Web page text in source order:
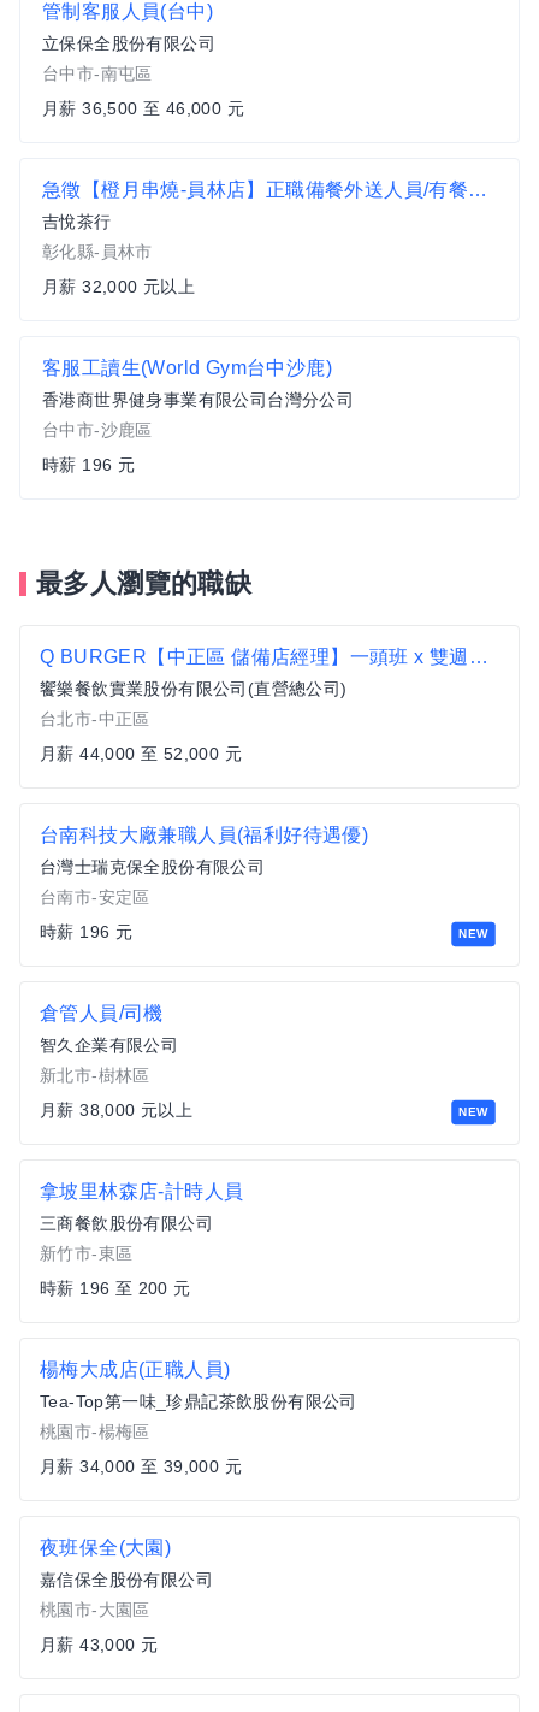
管制客服人員(台中)
立保保全股份有限公司
台中市-南屯區
月薪 36,500 至 46,000 元
急徵【橙月串燒-員林店】正職備餐外送人員/有餐飲相關經驗/自備交通工具/有駕照/一頭班
吉悅茶行
彰化縣-員林市
月薪 32,000 元以上
客服工讀生(World Gym台中沙鹿)
香港商世界健身事業有限公司台灣分公司
台中市-沙鹿區
時薪 196 元
最多人瀏覽的職缺
Q BURGER【中正區 儲備店經理】一頭班 x 雙週發薪 x 過年連休5天
饗樂餐飲實業股份有限公司(直營總公司)
台北市-中正區
月薪 44,000 至 52,000 元
NEW
台南科技大廠兼職人員(福利好待遇優)
台灣士瑞克保全股份有限公司
台南市-安定區
時薪 196 元
NEW
倉管人員/司機
智久企業有限公司
新北市-樹林區
月薪 38,000 元以上
拿坡里林森店-計時人員
三商餐飲股份有限公司
新竹市-東區
時薪 196 至 200 元
楊梅大成店(正職人員)
Tea-Top第一味_珍鼎記茶飲股份有限公司
桃園市-楊梅區
月薪 34,000 至 39,000 元
夜班保全(大園)
嘉信保全股份有限公司
桃園市-大園區
月薪 43,000 元